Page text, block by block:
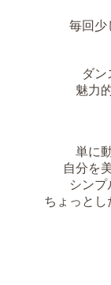
毎回少
ダン
魅力
単に
自分を
シン
ちょっとし